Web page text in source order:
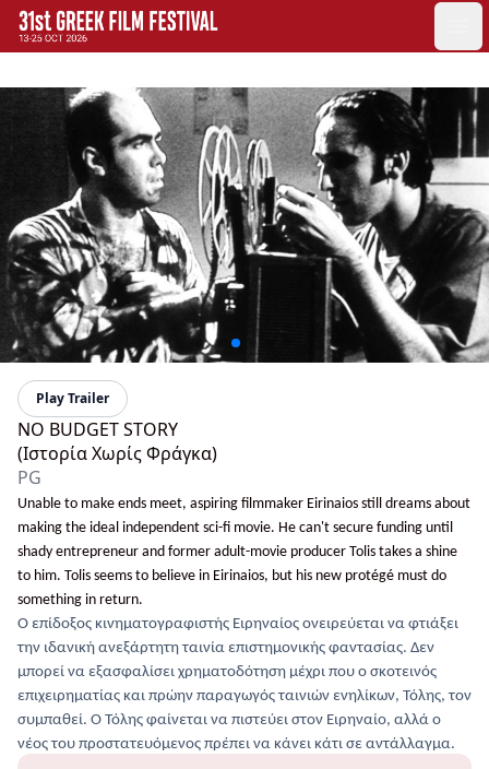
GFF
Greek Film Festival:
Play Trailer
NO BUDGET STORY
(Ιστορία Χωρίς Φράγκα)
PG
Unable to make ends meet, aspiring filmmaker Eirinaios still dreams about
making the ideal independent sci-fi movie. He can't secure funding until
shady entrepreneur and former adult-movie producer Tolis takes a shine
to him. Tolis seems to believe in Eirinaios, but his new protégé must do
something in return.
O επίδοξος κινηματογραφιστής Ειρηναίος ονειρεύεται να φτιάξει
την ιδανική ανεξάρτητη ταινία επιστημονικής φαντασίας. Δεν
μπορεί να εξασφαλίσει χρηματοδότηση μέχρι που ο σκοτεινός
επιχειρηματίας και πρώην παραγωγός ταινιών ενηλίκων, Τόλης, τον
συμπαθεί. Ο Τόλης φαίνεται να πιστεύει στον Ειρηναίο, αλλά ο
νέος του προστατευόμενος πρέπει να κάνει κάτι σε αντάλλαγμα.